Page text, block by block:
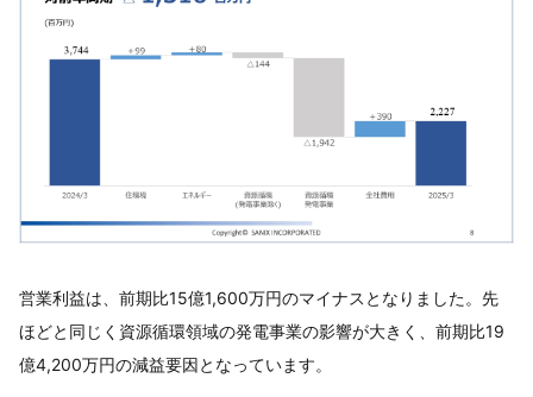
営業利益は、前期比15億1,600万円のマイナスとなりました。先
ほどと同じく資源循環領域の発電事業の影響が大きく、前期比19
億4,200万円の減益要因となっています。